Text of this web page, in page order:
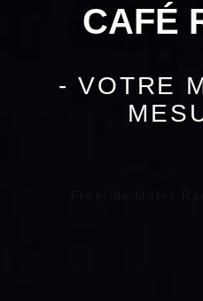
CAFÉ
- VOTRE